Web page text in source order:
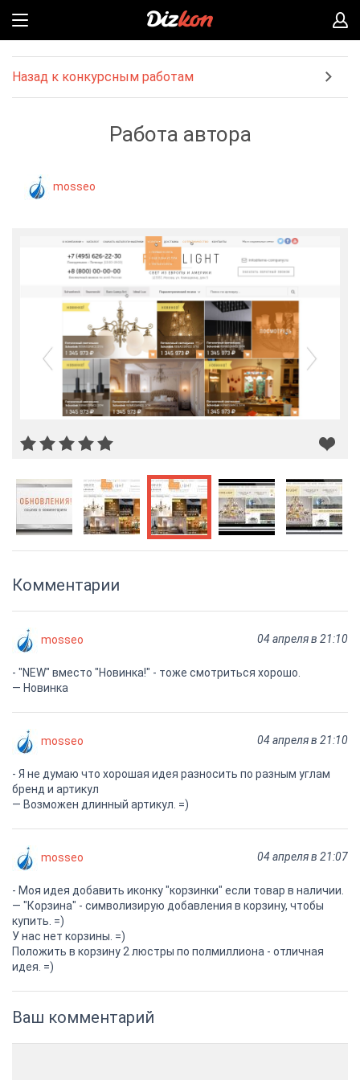
Назад к конкурсным работам
Работа автора
mosseo
Комментарии
04 апреля в 21:10
mosseo
- "NEW" вместо "Новинка!" - тоже смотриться хорошо.
— Новинка
04 апреля в 21:10
mosseo
- Я не думаю что хорошая идея разносить по разным углам
бренд и артикул
— Возможен длинный артикул. =)
04 апреля в 21:07
mosseo
- Моя идея добавить иконку "корзинки" если товар в наличии.
— "Корзина" - символизирую добавления в корзину, чтобы
купить. =)
У нас нет корзины. =)
Положить в корзину 2 люстры по полмиллиона - отличная
идея. =)
Ваш комментарий